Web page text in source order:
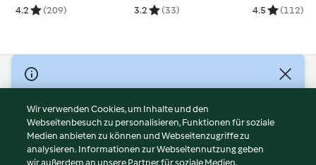
4.2 (209) 3.2 (33) 4.5 (112)
© Copyright 2026
Nutzungsbedingungen
Datenschutzrichtlinien
Disclaimer
Impressum
Wir verwenden Cookies, um Inhalte und den
Webseitenbesuch zu personalisieren, Funktionen für soziale
Medien anbieten zu können und Webseitenzugriffe zu
analysieren. Informationen zur Webseitennutzung geben
wir außerdem an unsere Partner für soziale Medien,